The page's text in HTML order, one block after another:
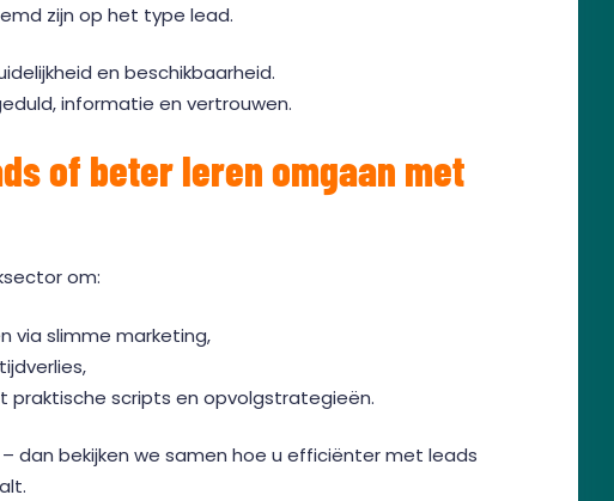
zijn op het type lead.
en beschikbaarheid.
informatie en vertrouwen.
of beter leren omgaan met
om:
via slimme marketing,
praktische scripts en opvolgstrategieën.
dan bekijken we samen hoe u efficiënter met leads